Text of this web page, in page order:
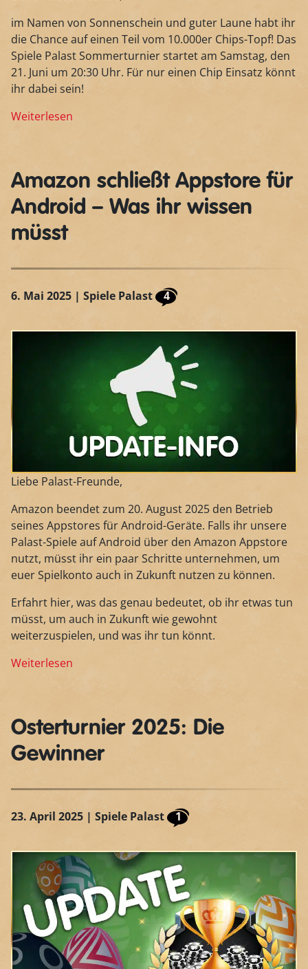
im Namen von Sonnenschein und guter Laune habt ihr
die Chance auf einen Teil vom 10.000er Chips-Topf! Das
Spiele Palast Sommerturnier startet am Samstag, den
21. Juni um 20:30 Uhr. Für nur einen Chip Einsatz könnt
ihr dabei sein!
Weiterlesen
Amazon schließt Appstore für
Android – Was ihr wissen
müsst
6. Mai 2025 | Spiele Palast 4
Liebe Palast-Freunde,
Amazon beendet zum 20. August 2025 den Betrieb
seines Appstores für Android-Geräte. Falls ihr unsere
Palast-Spiele auf Android über den Amazon Appstore
nutzt, müsst ihr ein paar Schritte unternehmen, um
euer Spielkonto auch in Zukunft nutzen zu können.
Erfahrt hier, was das genau bedeutet, ob ihr etwas tun
müsst, um auch in Zukunft wie gewohnt
weiterzuspielen, und was ihr tun könnt.
Weiterlesen
Osterturnier 2025: Die
Gewinner
23. April 2025 | Spiele Palast 1